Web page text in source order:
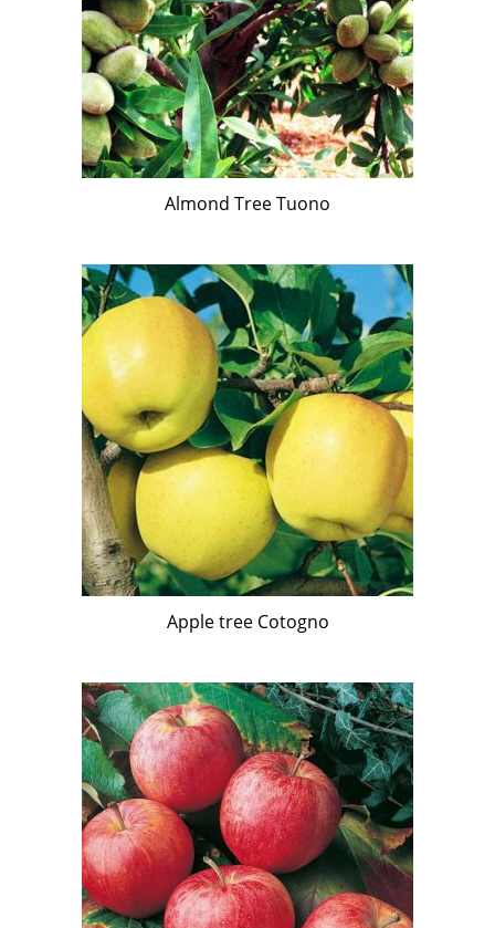
Almond Tree Tuono
Apple tree Cotogno